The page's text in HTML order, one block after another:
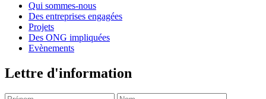
Qui sommes-nous
Des entreprises engagées
Projets
Des ONG impliquées
Evènements
Lettre d'information